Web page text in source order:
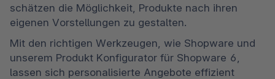
schätzen die Möglichkeit, Produkte nach ihren
eigenen Vorstellungen zu gestalten.
Mit den richtigen Werkzeugen, wie Shopware und
unserem Produkt Konfigurator für Shopware 6,
lassen sich personalisierte Angebote effizient